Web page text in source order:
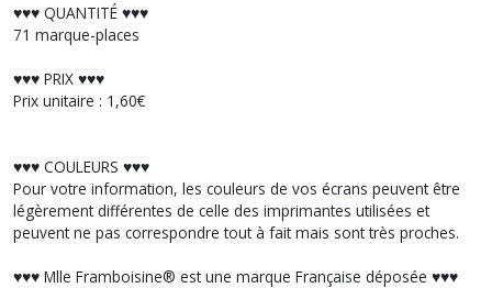
♥︎♥︎♥︎ QUANTITÉ ♥︎♥︎♥︎
71 marque-places
♥︎♥︎♥︎ PRIX ♥︎♥︎♥︎
Prix unitaire : 1,60€
♥︎♥︎♥︎ COULEURS ♥︎♥︎♥︎
Pour votre information, les couleurs de vos écrans peuvent être
légèrement différentes de celle des imprimantes utilisées et
peuvent ne pas correspondre tout à fait mais sont très proches.
♥︎♥︎♥︎ Mlle Framboisine® est une marque Française déposée ♥︎♥︎♥︎